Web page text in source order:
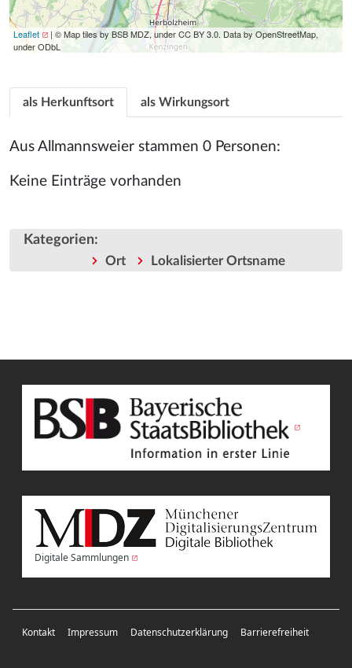
Leaflet
| © Map tiles by BSB MDZ, under CC BY 3.0. Data by OpenStreetMap,
under ODbL
als Herkunftsort als Wirkungsort
Aus Allmannsweier stammen 0 Personen:
Keine Einträge vorhanden
Kategorien:
Ort Lokalisierter Ortsname
Digitale Sammlungen
Kontakt Impressum Datenschutzerklärung Barrierefreiheit